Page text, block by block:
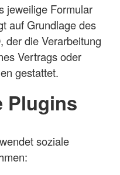
jeweilige Formular
auf Grundlage des
der die Verarbeitung
Vertrags oder
gestattet.
Plugins
soziale